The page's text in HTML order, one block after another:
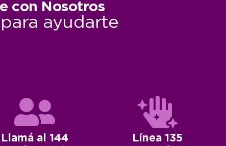
con Nosotros
ayudarte
Llamá al 144
Línea 135